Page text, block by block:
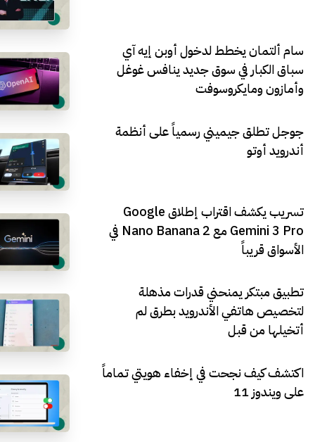
سام ألتمان يخطط لدخول أوبن إيه آي
سباق الكبار في سوق جديد ينافس غوغل
وأمازون ومايكروسوفت
جوجل تطلق جيميني رسمياً على أنظمة
أندرويد أوتو
تسريب يكشف اقتراب إطلاق Google
Gemini 3 Pro مع Nano Banana 2 في
الأسواق قريباً
تطبيق مبتكر يمنحني قدرات مذهلة
لتخصيص هاتفي الأندرويد بطرق لم
أتخيلها من قبل
اكتشف كيف نجحت في إخفاء هويتي تماماً
على ويندوز 11